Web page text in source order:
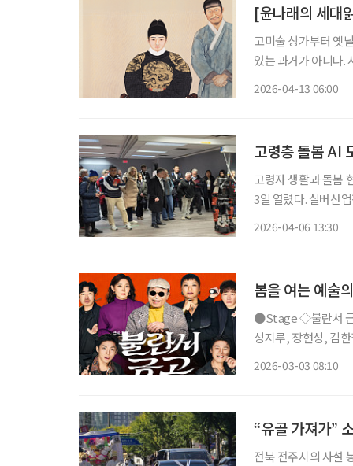
[윤나래의 세대
고미술 상가부터 옛
있는 과거가 아니다.
2026-04-13 06:00
고령층 돌봄 AI
고령자 생활과 돌봄
3일 열렸다. 실버산
2026-04-06 13:30
봄을 여는 예술
●Stage ◇불란서 금고 일정 3월 7일 ~ 5월 31일 장소 NOL 서경스퀘어 연출 장진 출연 신구,
성지루, 장현성, 김한
2026-03-03 08:10
“유골 가져가”
전북 전주시의 사설